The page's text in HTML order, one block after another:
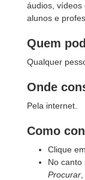
áudios, vídeos
alunos e
Quem
Qualquer
Onde
Pela internet.
Como
Clique em
No canto
Procurar